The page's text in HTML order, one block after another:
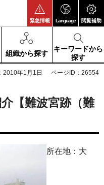
緊急情報 Language 閲覧補助
組織から探す
キーワードから
探す
2010年1月1日 ページID：26554
【難波宮跡（難
所在地：大